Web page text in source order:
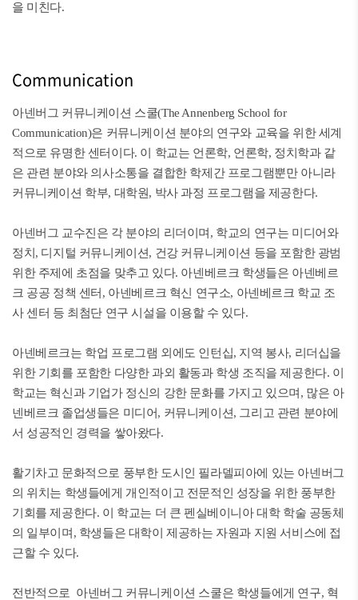
을 미친다.
Communication
아넨버그 커뮤니케이션 스쿨(The Annenberg School for
Communication)은 커뮤니케이션 분야의 연구와 교육을 위한 세계
적으로 유명한 센터이다. 이 학교는 언론학, 언론학, 정치학과 같
은 관련 분야와 의사소통을 결합한 학제간 프로그램뿐만 아니라
커뮤니케이션 학부, 대학원, 박사 과정 프로그램을 제공한다.
아넨버그 교수진은 각 분야의 리더이며, 학교의 연구는 미디어와
정치, 디지털 커뮤니케이션, 건강 커뮤니케이션 등을 포함한 광범
위한 주제에 초점을 맞추고 있다. 아넨베르크 학생들은 아넨베르
크 공공 정책 센터, 아넨베르크 혁신 연구소, 아넨베르크 학교 조
사 센터 등 최첨단 연구 시설을 이용할 수 있다.
아넨베르크는 학업 프로그램 외에도 인턴십, 지역 봉사, 리더십을
위한 기회를 포함한 다양한 과외 활동과 학생 조직을 제공한다. 이
학교는 혁신과 기업가 정신의 강한 문화를 가지고 있으며, 많은 아
넨베르크 졸업생들은 미디어, 커뮤니케이션, 그리고 관련 분야에
서 성공적인 경력을 쌓아왔다.
활기차고 문화적으로 풍부한 도시인 필라델피아에 있는 아넨버그
의 위치는 학생들에게 개인적이고 전문적인 성장을 위한 풍부한
기회를 제공한다. 이 학교는 더 큰 펜실베이니아 대학 학술 공동체
의 일부이며, 학생들은 대학이 제공하는 자원과 지원 서비스에 접
근할 수 있다.
전반적으로 아넨버그 커뮤니케이션 스쿨은 학생들에게 연구, 혁